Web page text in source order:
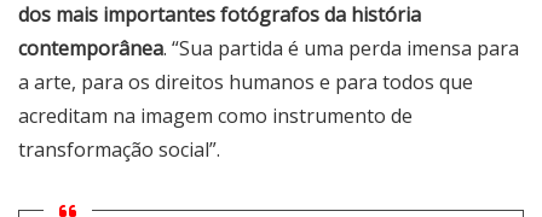
dos mais importantes fotógrafos da história
contemporânea. “Sua partida é uma perda imensa para
a arte, para os direitos humanos e para todos que
acreditam na imagem como instrumento de
transformação social”.